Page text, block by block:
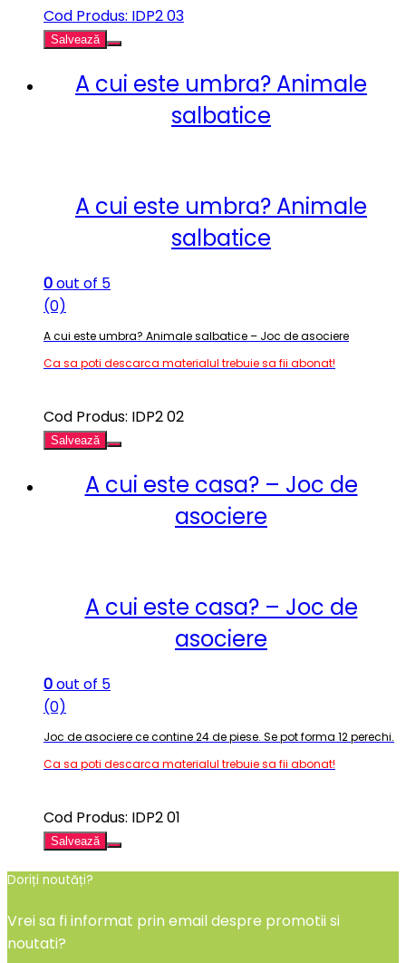
Cod Produs: IDP2 03
Salvează
A cui este umbra? Animale
salbatice
A cui este umbra? Animale
salbatice
0out of 5
(0)
A cui este umbra? Animale salbatice – Joc de asociere
Ca sa poti descarca materialul trebuie sa fii abonat!
Cod Produs: IDP2 02
Salvează
A cui este casa? – Joc de
asociere
A cui este casa? – Joc de
asociere
0out of 5
(0)
Joc de asociere ce contine 24 de piese. Se pot forma 12 perechi.
Ca sa poti descarca materialul trebuie sa fii abonat!
Cod Produs: IDP2 01
Salvează
Doriți noutăți?
Vrei sa fi informat prin email despre promotii si
noutati?